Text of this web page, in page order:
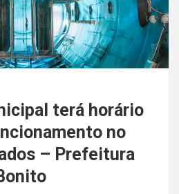
terá horário
no
– Prefeitura